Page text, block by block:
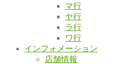
マ行
ヤ行
ラ行
ワ行
インフォメーション
店舗情報